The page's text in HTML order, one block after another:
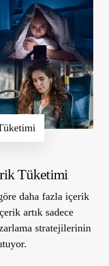
Tüketimi
daha fazla içerik
artık sadece
stratejilerinin